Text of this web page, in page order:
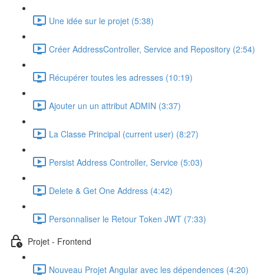
Une idée sur le projet (5:38)
Créer AddressController, Service and Repository (2:54)
Récupérer toutes les adresses (10:19)
Ajouter un un attribut ADMIN (3:37)
La Classe Principal (current user) (8:27)
Persist Address Controller, Service (5:03)
Delete & Get One Address (4:42)
Personnaliser le Retour Token JWT (7:33)
Projet - Frontend
Nouveau Projet Angular avec les dépendences (4:20)